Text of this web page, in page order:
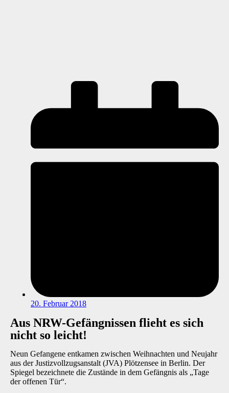
20. Februar 2018
Aus NRW-Gefängnissen flieht es sich
nicht so leicht!
Neun Gefangene entkamen zwischen Weihnachten und Neujahr
aus der Justizvollzugsanstalt (JVA) Plötzensee in Berlin. Der
Spiegel bezeichnete die Zustände in dem Gefängnis als „Tage
der offenen Tür“.